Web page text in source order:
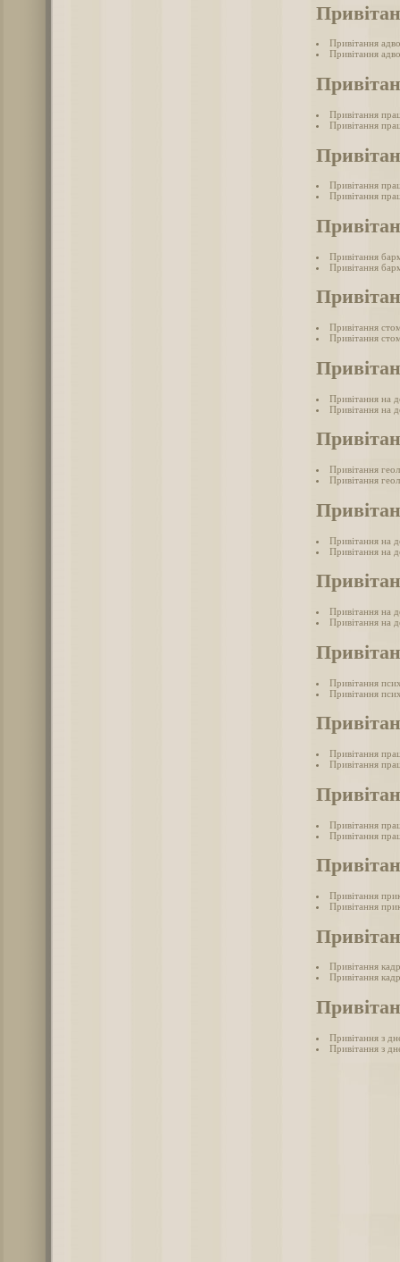
Привітання
Привітання
Привітання
Привітання
Привітання
Привітання
Привітання
Привітання
Привітання
Привітання
Привітання на
Привітання на
Привітання
Привітання
Привітання на
Привітання на
Привітання на
Привітання на
Привітання
Привітання
Привітання
Привітання
Привітання
Привітання
Привітання
Привітання
Привітання
Привітання
Привітання з
Привітання з